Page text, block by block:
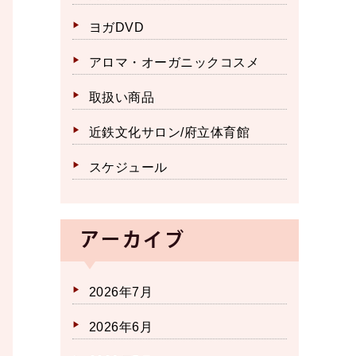
ヨガDVD
アロマ・オーガニックコスメ
取扱い商品
近鉄文化サロン/府立体育館
スケジュール
アーカイブ
2026年7月
2026年6月